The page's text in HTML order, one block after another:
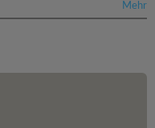
Mehr